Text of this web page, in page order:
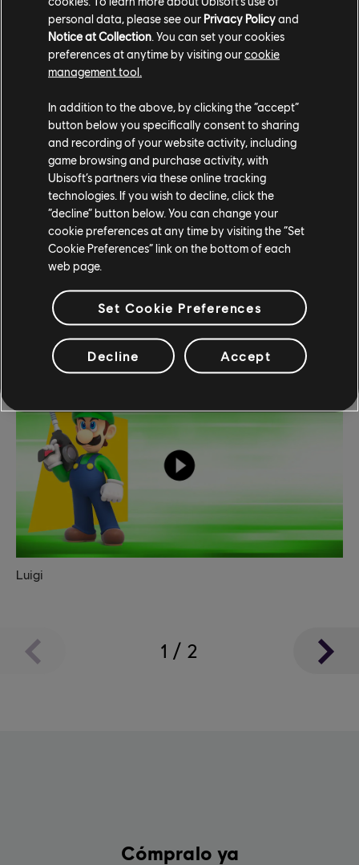
Luigi
1 / 2
Cómpralo ya
personal data, please see our Privacy Policyand
Notice at Collection . You can set your cookies
preferences at anytime by visiting ourcookie
management tool.
In addition to the above, by clicking the “accept”
button below you specifically consent to sharing
and recording of your website activity, including
game browsing and purchase activity, with
Ubisoft’s partners via these online tracking
technologies. If you wish to decline, click the
“decline” button below. You can change your
cookie preferences at any time by visiting the “Set
Cookie Preferences” link on the bottom of each
web page.
Set Cookie Preferences
Decline Accept